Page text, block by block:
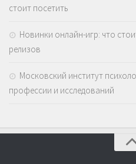
стоит посетить
Новинки онлайн-игр: что
релизов
Московский институт
профессии и исследований